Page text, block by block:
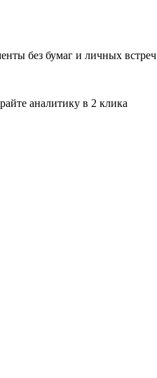
без бумаг и личных встреч
аналитику в 2 клика